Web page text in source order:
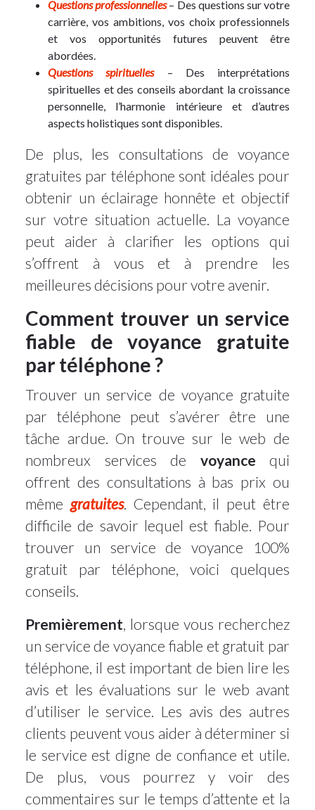
Questions professionnelles– Des questions sur votre
carrière, vos ambitions, vos choix professionnels
et vos opportunités futures peuvent être
abordées.
Questions spirituelles– Des interprétations
spirituelles et des conseils abordant la croissance
personnelle, l’harmonie intérieure et d’autres
aspects holistiques sont disponibles.
De plus, les consultations de voyance
gratuites par téléphone sont idéales pour
obtenir un éclairage honnête et objectif
sur votre situation actuelle. La voyance
peut aider à clarifier les options qui
s’offrent à vous et à prendre les
meilleures décisions pour votre avenir.
Comment trouver un service
fiable de voyance gratuite
par téléphone ?
Trouver un service de voyance gratuite
par téléphone peut s’avérer être une
tâche ardue. On trouve sur le web de
nombreux services de voyance qui
offrent des consultations à bas prix ou
même gratuites. Cependant, il peut être
difficile de savoir lequel est fiable. Pour
trouver un service de voyance 100%
gratuit par téléphone, voici quelques
conseils.
Premièrement , lorsque vous recherchez
un service de voyance fiable et gratuit par
téléphone, il est important de bien lire les
avis et les évaluations sur le web avant
d’utiliser le service. Les avis des autres
clients peuvent vous aider à déterminer si
le service est digne de confiance et utile.
De plus, vous pourrez y voir des
commentaires sur le temps d’attente et la